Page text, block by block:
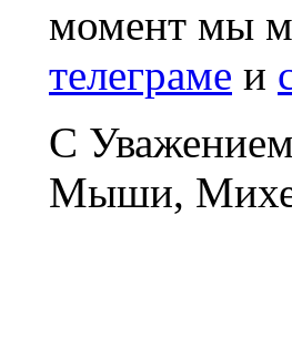
момент мы
телеграме и
С
Мыши,